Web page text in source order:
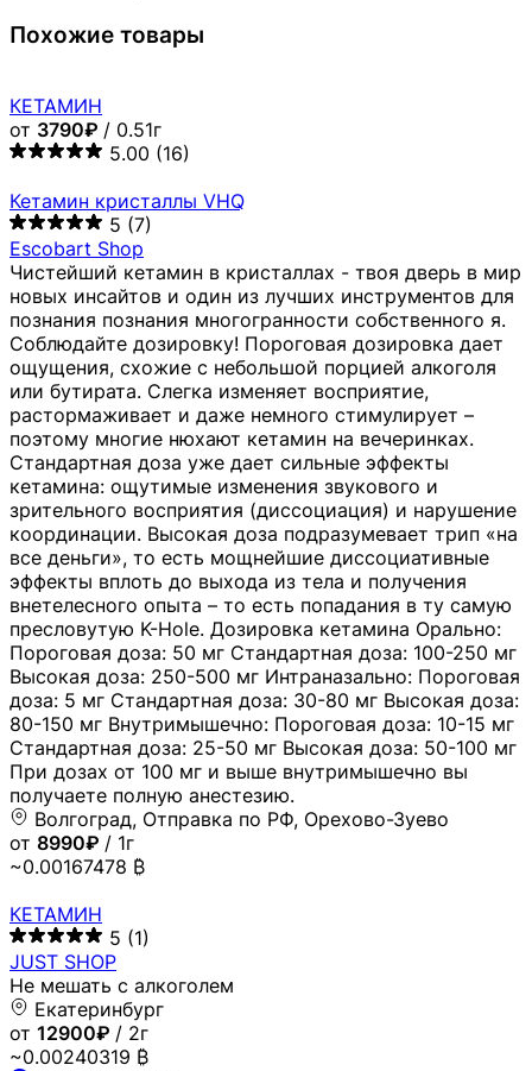
Похожие товары
КЕТАМИН
от 3790₽ / 0.51г
5.00 (16)
Кетамин кристаллы VHQ
5 (7)
Escobart Shop
Чистейший кетамин в кристаллах - твоя дверь в мир
новых инсайтов и один из лучших инструментов для
познания познания многогранности собственного я.
Соблюдайте дозировку! Пороговая дозировка дает
ощущения, схожие с небольшой порцией алкоголя
или бутирата. Слегка изменяет восприятие,
растормаживает и даже немного стимулирует –
поэтому многие нюхают кетамин на вечеринках.
Стандартная доза уже дает сильные эффекты
кетамина: ощутимые изменения звукового и
зрительного восприятия (диссоциация) и нарушение
координации. Высокая доза подразумевает трип «на
все деньги», то есть мощнейшие диссоциативные
эффекты вплоть до выхода из тела и получения
внетелесного опыта – то есть попадания в ту самую
пресловутую K-Hole. Дозировка кетамина Орально:
Пороговая доза: 50 мг Стандартная доза: 100-250 мг
Высокая доза: 250-500 мг Интраназально: Пороговая
доза: 5 мг Стандартная доза: 30-80 мг Высокая доза:
80-150 мг Внутримышечно: Пороговая доза: 10-15 мг
Стандартная доза: 25-50 мг Высокая доза: 50-100 мг
При дозах от 100 мг и выше внутримышечно вы
получаете полную анестезию.
Волгоград, Отправка по РФ, Орехово-Зуево
от 8990₽ / 1г
~0.00167478 ₿
КЕТАМИН
5 (1)
JUST SHOP
Не мешать с алкоголем
Екатеринбург
от 12900₽ / 2г
~0.00240319 ₿